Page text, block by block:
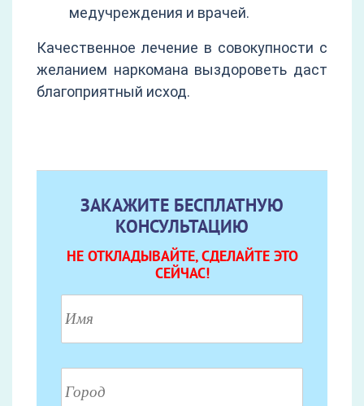
медучреждения и врачей.
Качественное лечение в совокупности с
желанием наркомана выздороветь даст
благоприятный исход.
ЗАКАЖИТЕ БЕСПЛАТНУЮ
КОНСУЛЬТАЦИЮ
НЕ ОТКЛАДЫВАЙТЕ, СДЕЛАЙТЕ ЭТО
СЕЙЧАС!